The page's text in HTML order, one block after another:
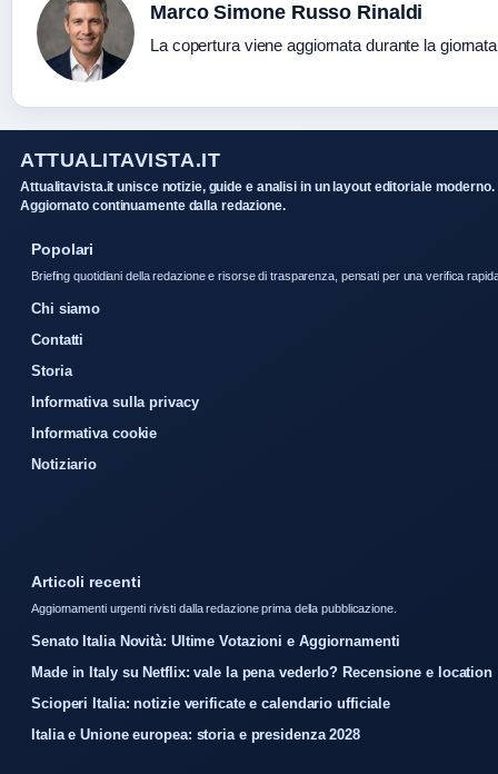
Marco Simone Russo Rinaldi
La copertura viene aggiornata durante la
ATTUALITAVISTA.IT
Attualitavista.it unisce notizie, guide e analisi in un layout editoriale moderno.
Aggiornato continuamente dalla redazione.
Popolari
Briefing quotidiani della redazione e risorse di trasparenza, pensati per una verifica
Chi siamo
Contatti
Storia
Informativa sulla privacy
Informativa cookie
Notiziario
Articoli recenti
Aggiornamenti urgenti rivisti dalla redazione prima della pubblicazione.
Senato Italia Novità: Ultime Votazioni e Aggiornamenti
Made in Italy su Netflix: vale la pena vederlo? Recensione e location
Scioperi Italia: notizie verificate e calendario ufficiale
Italia e Unione europea: storia e presidenza 2028